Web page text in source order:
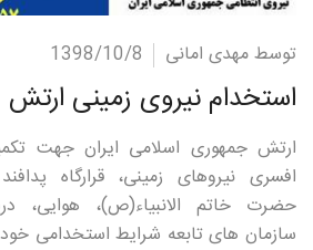
ادامه توسط مهدی امانی 1398/10/8
استخدام نیروی زمینی ارتش
ارتش جمهوری اسلامی ایران جهت
افسری نیروهای زمینی، قرارگاه
حضرت خاتم الانبیاء(ص)، هوایی،
سازمان های تابعه شرایط استخدامی خود